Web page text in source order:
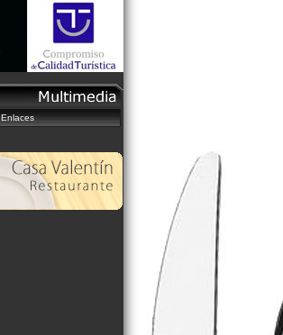
Enlaces